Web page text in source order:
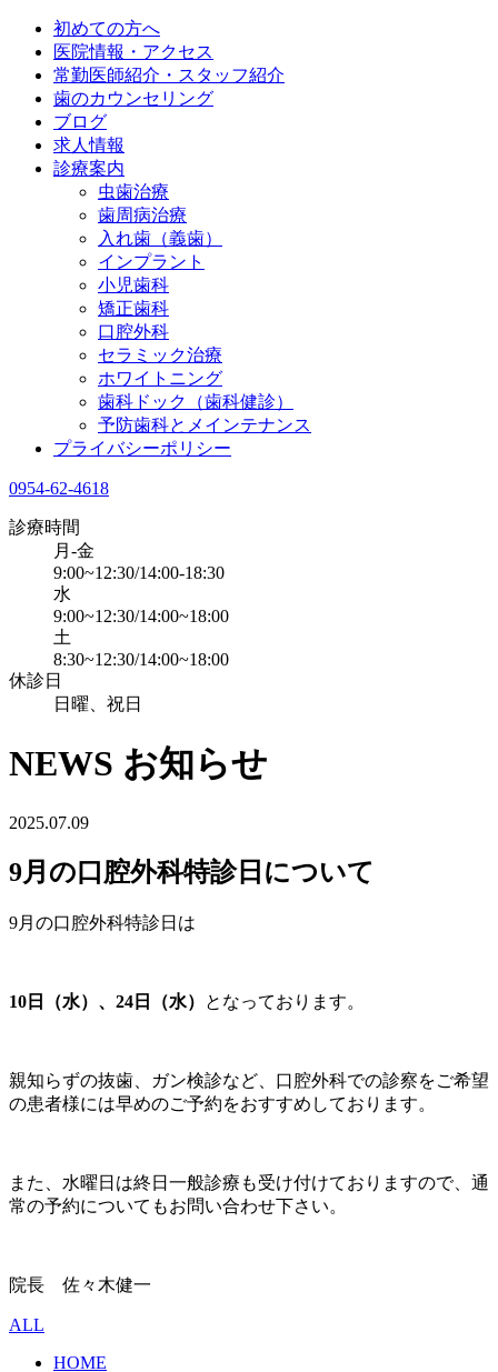
初めての方へ
医院情報・アクセス
常勤医師紹介・スタッフ紹介
歯のカウンセリング
ブログ
求人情報
診療案内
虫歯治療
歯周病治療
入れ歯（義歯）
インプラント
小児歯科
矯正歯科
口腔外科
セラミック治療
ホワイトニング
歯科ドック（歯科健診）
予防歯科とメインテナンス
プライバシーポリシー
0954-62-4618
診療時間
月-金
9:00~12:30/14:00-18:30
水
9:00~12:30/14:00~18:00
土
8:30~12:30/14:00~18:00
休診日
日曜、祝日
NEWS お知らせ
2025.07.09
9月の口腔外科特診日について
9月の口腔外科特診日は
10日（水）、24日（水） となっております。
親知らずの抜歯、ガン検診など、口腔外科での診察をご希望
の患者様には早めのご予約をおすすめしております。
また、水曜日は終日一般診療も受け付けておりますので、通
常の予約についてもお問い合わせ下さい。
院長 佐々木健一
ALL
HOME